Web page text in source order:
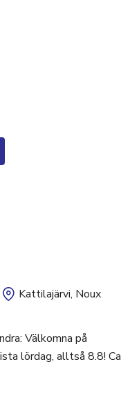
Kattilajärvi, Noux
Välkomna på
lördag, alltså 8.8! Ca